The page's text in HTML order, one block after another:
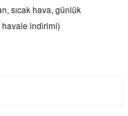
sıcak hava, günlük
indirimi)